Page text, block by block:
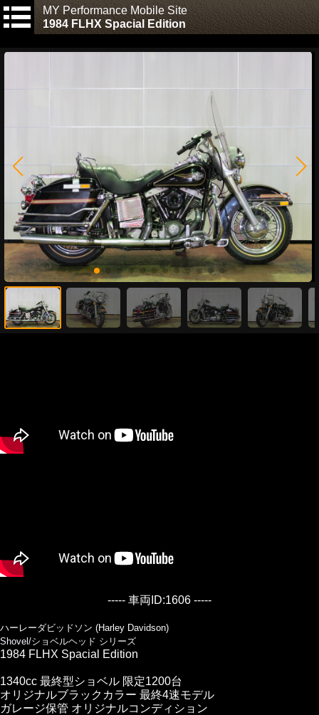
MY Performance Mobile Site
1984 FLHX Spacial Edition
----- 車両ID:1606 -----
ハーレーダビッドソン (Harley Davidson)
Shovel/ショベルヘッド シリーズ
1984 FLHX Spacial Edition
1340cc 最終型ショベル 限定1200台
オリジナルブラックカラー 最終4速モデル
ガレージ保管 オリジナルコンディション